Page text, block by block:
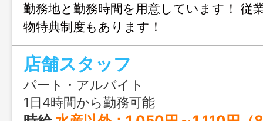
勤務地と勤務時間を用意しています！ 従
物特典制度もあります！
店舗スタッフ
パート・アルバイト
1日4時間から勤務可能